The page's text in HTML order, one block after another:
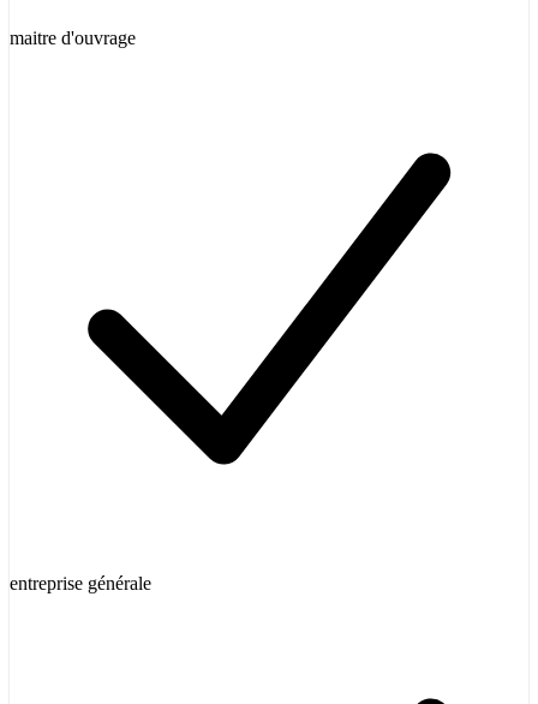
maitre d'ouvrage
entreprise générale